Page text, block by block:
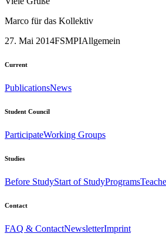
Marco für das Kollektiv
27. Mai 2014FSMPIAllgemein
Current
PublicationsNews
Student Council
ParticipateWorking Groups
Studies
Before StudyStart of StudyPrograms
Contact
FAQ & ContactNewsletterImprint